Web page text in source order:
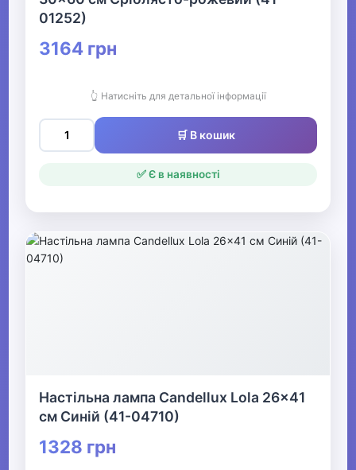
01252)
3164 грн
👆 Натисніть для детальної інформації
🛒 В кошик
✅ Є в наявності
Настільна лампа Candellux Lola 26x41
см Синій (41-04710)
1328 грн